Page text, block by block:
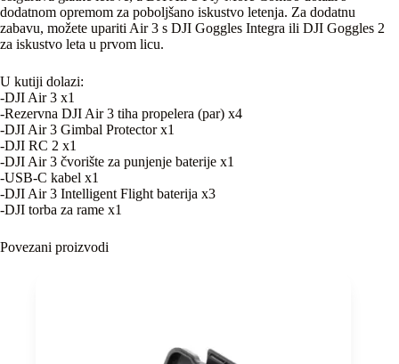
dodatnom opremom za poboljšano iskustvo letenja. Za dodatnu
zabavu, možete upariti Air 3 s DJI Goggles Integra ili DJI Goggles 2
za iskustvo leta u prvom licu.
U kutiji dolazi:
-DJI Air 3 x1
-Rezervna DJI Air 3 tiha propelera (par) x4
-DJI Air 3 Gimbal Protector x1
-DJI RC 2 x1
-DJI Air 3 čvorište za punjenje baterije x1
-USB-C kabel x1
-DJI Air 3 Intelligent Flight baterija x3
-DJI torba za rame x1
Povezani proizvodi